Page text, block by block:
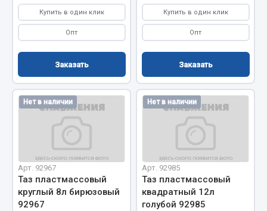
Camozzi
Адаптеры и переходники
Трубки, муфты, гайки
Угольники
Фитинги
Штуцеры
Инструмент
Купить в один клик
Опт
Заказать
Купить в один клик
Опт
Заказать
Нет в наличии
Арт. 92967
Таз пластмассовый
круглый 8л бирюзовый
92967
Нет в наличии
Арт. 92985
Таз пластмассовый
квадратный 12л
голубой 92985